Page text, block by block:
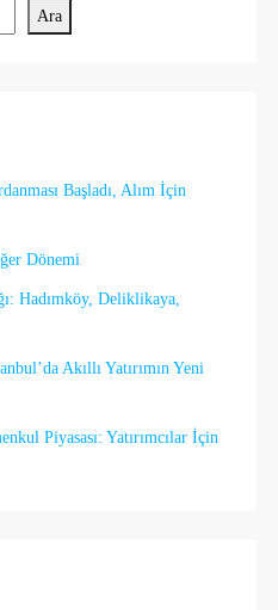
Ara
Başladı, Alım İçin
Dönemi
Hadımköy, Deliklikaya,
Akıllı Yatırımın Yeni
Piyasası: Yatırımcılar İçin